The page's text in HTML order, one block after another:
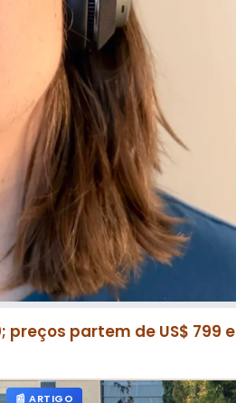
preços partem de US$ 799 e
📰 ARTIGO